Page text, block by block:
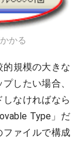
かる
的規模の大きな
したい場合、
なければなら
Type」だ
ファイルで構成